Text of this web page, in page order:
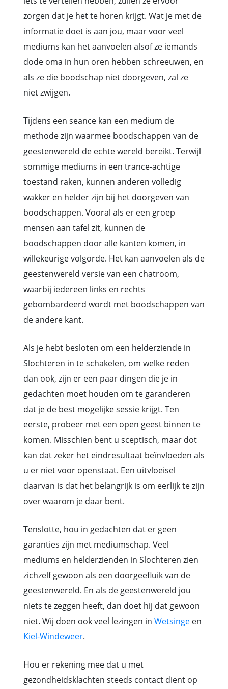
zorgen dat je het te horen krijgt. Wat je met de
informatie doet is aan jou, maar voor veel
mediums kan het aanvoelen alsof ze iemands
dode oma in hun oren hebben schreeuwen, en
als ze die boodschap niet doorgeven, zal ze
niet zwijgen.
Tijdens een seance kan een medium de
methode zijn waarmee boodschappen van de
geestenwereld de echte wereld bereikt. Terwijl
sommige mediums in een trance-achtige
toestand raken, kunnen anderen volledig
wakker en helder zijn bij het doorgeven van
boodschappen. Vooral als er een groep
mensen aan tafel zit, kunnen de
boodschappen door alle kanten komen, in
willekeurige volgorde. Het kan aanvoelen als de
geestenwereld versie van een chatroom,
waarbij iedereen links en rechts
gebombardeerd wordt met boodschappen van
de andere kant.
Als je hebt besloten om een helderziende in
Slochteren in te schakelen, om welke reden
dan ook, zijn er een paar dingen die je in
gedachten moet houden om te garanderen
dat je de best mogelijke sessie krijgt. Ten
eerste, probeer met een open geest binnen te
komen. Misschien bent u sceptisch, maar dot
kan dat zeker het eindresultaat beïnvloeden als
u er niet voor openstaat. Een uitvloeisel
daarvan is dat het belangrijk is om eerlijk te zijn
over waarom je daar bent.
Tenslotte, hou in gedachten dat er geen
garanties zijn met mediumschap. Veel
mediums en helderzienden in Slochteren zien
zichzelf gewoon als een doorgeefluik van de
geestenwereld. En als de geestenwereld jou
niets te zeggen heeft, dan doet hij dat gewoon
niet. Wij doen ook veel lezingen in Wetsinge en
Kiel-Windeweer.
Hou er rekening mee dat u met
gezondheidsklachten steeds contact dient op